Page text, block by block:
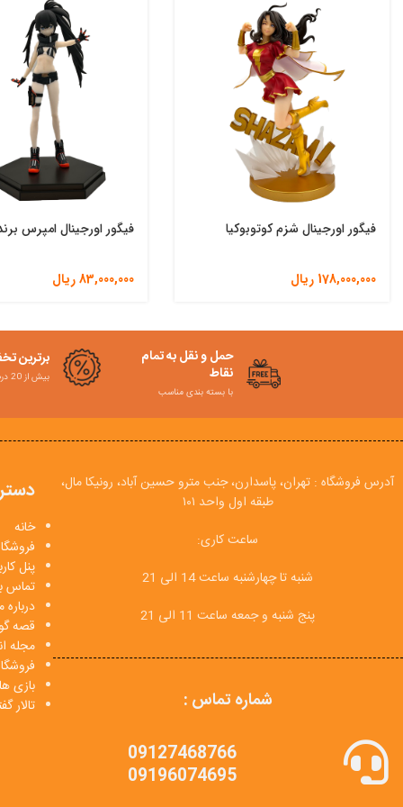
فیگور اورجینال شزم کوتوبوکیا
178,000,000 ریال
فیگور اورجینال امپرس
83,000,000ریال
حمل و نقل به تمام
نقاط
با بسته بندی مناسب
برترین
بیش از 20 درصد
آدرس فروشگاه : تهران، پاسدارن، جنب مترو حسین آباد، رونیکا مال،
طبقه اول واحد ۱۰۱
ساعت کاری:
شنبه تا چهارشنبه ساعت 14 الی 21
پنج شنبه و جمعه ساعت 11 الی 21
شماره تماس :
09127468766
09196074695
خانه
پنل
تماس
درباره
قصه
مجله
بازی
تالار